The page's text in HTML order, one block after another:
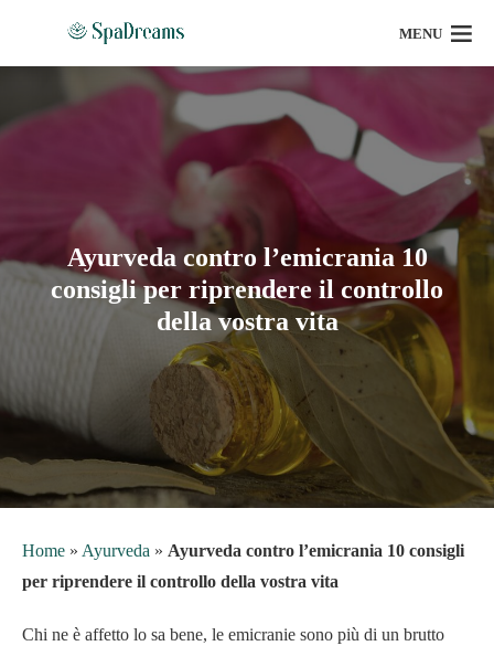
MENU
Ayurveda contro l’emicrania 10
consigli per riprendere il controllo
della vostra vita
Home » Ayurveda » Ayurveda contro l’emicrania 10 consigli
per riprendere il controllo della vostra vita
Chi ne è affetto lo sa bene, le emicranie sono più di un brutto